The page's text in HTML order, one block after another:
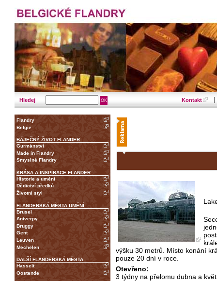
Hledej Kontakt
Flandry
Belgie
BÁJEČNÝ ŽIVOT FLANDER
Gurmánství
Made in Flandry
Smyslné Flandry
KRÁSA A INSPIRACE FLANDER
Historie a umění
Dědictví předků
Životní styl
FLANDERSKÁ MĚSTA UMĚNÍ
Brusel
Antverpy
Bruggy
Gent
Leuven
Mechelen
DALŠÍ FLANDERSKÁ MĚSTA
Hasselt
Oostende
výšku 30 metrů. Místo konání
pouze 20 dní v roce.
Otevřeno:
3 týdny na přelomu dubna a